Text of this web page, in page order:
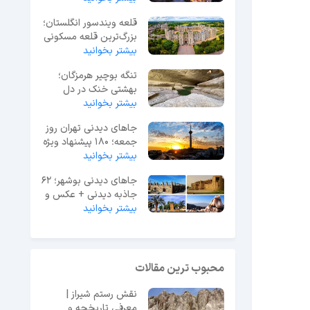
قلعه ویندسور انگلستان؛
بزرگ‌ترین قلعه مسکونی
جهان
بیشتر بخوانید
تنگه بوچیر هرمزگان؛
بهشتی خنک در دل
گرمای جنوب ایران
بیشتر بخوانید
جاهای دیدنی تهران روز
جمعه؛ 180 پیشنهاد ویژه
آخر هفته
بیشتر بخوانید
جاهای دیدنی بوشهر؛ 62
جاذبه دیدنی + عکس و
آدرس
بیشتر بخوانید
محبوب ترین مقالات
نقش رستم شیراز |